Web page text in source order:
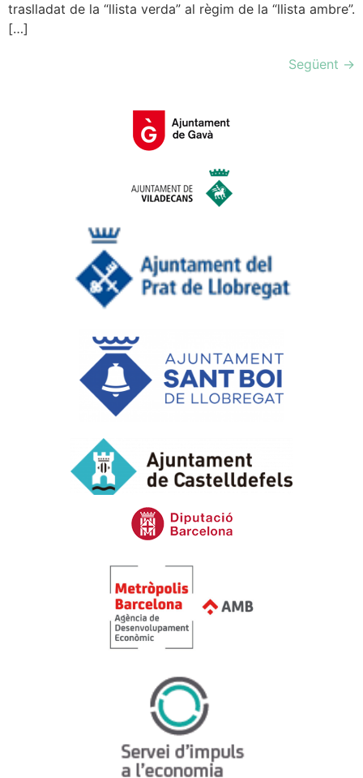
traslladat de la “llista verda” al règim de la “llista ambre”.
[…]
Següent →